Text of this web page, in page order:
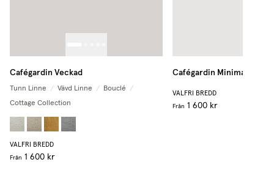
Cafégardin Veckad
Tunn Linne / Vävd Linne / Bouclé
/
Cottage Collection
VALFRI BREDD
Från 1 600 kr
Cafégardin Minimalist
VALFRI BREDD
Från 1 600 kr